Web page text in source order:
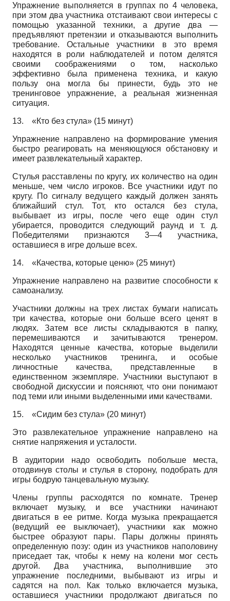
Упражнение выполняется в группах по 4 человека,
при этом два участника отстаивают свои интересы с
помощью указанной техники, а другие два —
предъявляют претензии и отказываются выполнить
требование. Остальные участники в это время
находятся в роли наблюдателей и потом делятся
своими соображениями о том, насколько
эффективно была применена техника, и какую
пользу она могла бы принести, будь это не
тренинговое упражнение, а реальная жизненная
ситуация.
13. «Кто без стула» (15 минут)
Упражнение направлено на формирование умения
быстро реагировать на меняющуюся обстановку и
имеет развлекательный характер.
Стулья расставлены по кругу, их количество на один
меньше, чем число игроков. Все участники идут по
кругу. По сигналу ведущего каждый должен занять
ближайший стул. Тот, кто остался без стула,
выбывает из игры, после чего еще один стул
убирается, проводится следующий раунд и т. д.
Победителями признаются 3—4 участника,
оставшиеся в игре дольше всех.
14. «Качества, которые ценю» (25 минут)
Упражнение направлено на развитие способности к
самоанализу.
Участники должны на трех листах бумаги написать
три качества, которые они больше всего ценят в
людях. Затем все листы складываются в папку,
перемешиваются и зачитываются тренером.
Находятся ценные качества, которые выделили
несколько участников тренинга, и особые
личностные качества, представленные в
единственном экземпляре. Участники выступают в
свободной дискуссии и поясняют, что они понимают
под теми или иными выделенными ими качествами.
15. «Сидим без стула» (20 минут)
Это развлекательное упражнение направлено на
снятие напряжения и усталости.
В аудитории надо освободить побольше места,
отодвинув столы и стулья в сторону, подобрать для
игры бодрую танцевальную музыку.
Члены группы расходятся по комнате. Тренер
включает музыку, и все участники начинают
двигаться в ее ритме. Когда музыка прекращается
(ведущий ее выключает), участники как можно
быстрее образуют пары. Пары должны принять
определенную позу: один из участников наполовину
приседает так, чтобы к нему на колени мог сесть
другой. Два участника, выполнившие это
упражнение последними, выбывают из игры и
садятся на пол. Как только включается музыка,
оставшиеся участники продолжают двигаться по